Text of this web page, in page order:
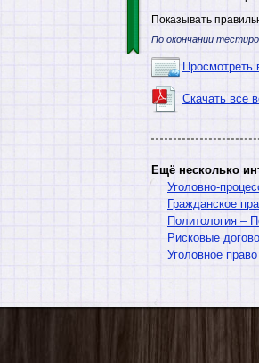
Показывать
По окончании
Просмотреть
Скачать все
Ещё несколько
Уголовно-
Гражданское
Политология –
Рисковые
Уголовное право